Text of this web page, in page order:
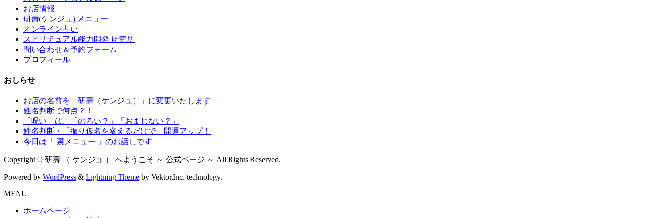
お店情報
研壽(ケンジュ) メニュー
オンライン占い
スピリチュアル能力開発 研究所
問い合わせ＆予約フォーム
プロフィール
おしらせ
お店の名前を「研壽（ケンジュ）」に変更いたします
姓名判断で何点？！
「呪い」は、「のろい？」「おまじない？」
姓名判断・「振り仮名を変えるだけで」開運アップ！
今日は「 裏メニュー 」のお話しです
Copyright © 研壽 （ ケンジュ ） へようこそ ～ 公式ページ ～ All Rights Reserved.
Powered by WordPress & Lightning Theme by Vektor,Inc. technology.
MENU
ホームページ